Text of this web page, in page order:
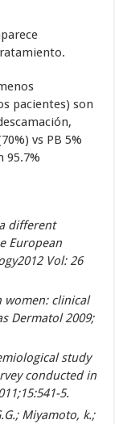
pacientes) son
vs PB 5%
95.7%
a different
European
Vol: 26
women: clinical
Dermatol 2009;
study
conducted in
5.
Miyamoto, k.;